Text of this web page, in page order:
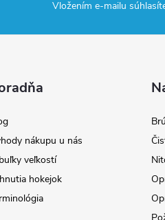
Vložením e-mailu
nákupu u nás
veľkostí
hokejok